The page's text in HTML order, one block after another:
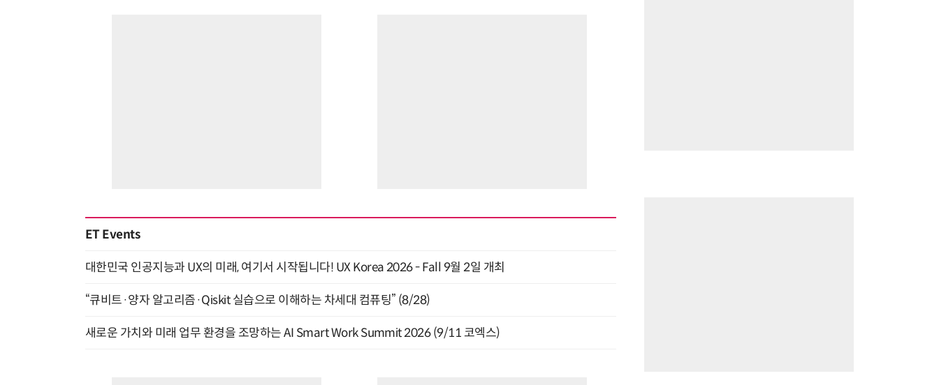
ET Events
대한민국 인공지능과 UX의 미래, 여기서 시작됩니다! UX Korea 2026 - Fall 9월 2일 개최
“큐비트·양자 알고리즘·Qiskit 실습으로 이해하는 차세대 컴퓨팅” (8/28)
새로운 가치와 미래 업무 환경을 조망하는 AI Smart Work Summit 2026 (9/11 코엑스)